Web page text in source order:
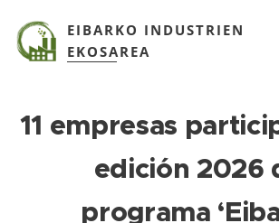
EIBARKO INDUSTRIEN
EKOSAREA
11 empresas
edición 2026
programa ‘